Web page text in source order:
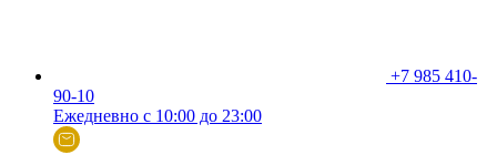
+7 985 410-
90-10
Ежедневно с 10:00 до 23:00